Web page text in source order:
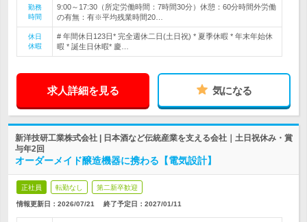
勤務
時間
9:00～17:30（所定労働時間：7時間30分）休憩：60分時間外労働
の有無：有※平均残業時間20…
休日
休暇
# 年間休日123日* 完全週休二日(土日祝) * 夏季休暇 * 年末年始休
暇 * 誕生日休暇* 慶…
求人詳細を見る 気になる
新洋技研工業株式会社 | 日本酒など伝統産業を支える会社｜土日祝休み・賞
与年2回
オーダーメイド醸造機器に携わる【電気設計】
正社員 転勤なし 第二新卒歓迎
情報更新日：2026/07/21 終了予定日： 2027/01/11